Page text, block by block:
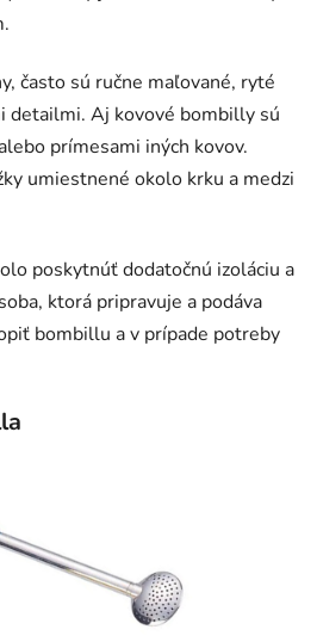
často sú ručne maľované, ryté
detailmi. Aj kovové bombilly sú
prímesami iných kovov.
umiestnené okolo krku a medzi
poskytnúť dodatočnú izoláciu a
ktorá pripravuje a podáva
bombillu a v prípade potreby